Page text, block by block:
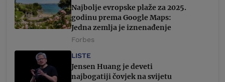
Najbolje evropske plaže za 2025.
godinu prema Google Maps:
Jedna zemlja je iznenađenje
Forbes
LISTE
Jensen Huang je deveti
najbogatiji čovjek na svijetu